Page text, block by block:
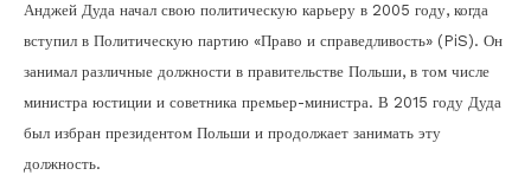
Анджей Дуда начал свою политическую карьеру в 2005 году, когда
вступил в Политическую партию «Право и справедливость» (PiS). Он
занимал различные должности в правительстве Польши, в том числе
министра юстиции и советника премьер-министра. В 2015 году Дуда
был избран президентом Польши и продолжает занимать эту
должность.